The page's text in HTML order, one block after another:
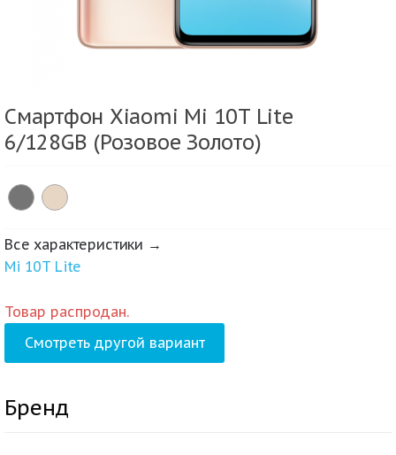
Смартфон Xiaomi Mi 10T Lite
6/128GB (Розовое Золото)
Все характеристики →
Mi 10T Lite
Товар распродан.
Смотреть другой вариант
Бренд